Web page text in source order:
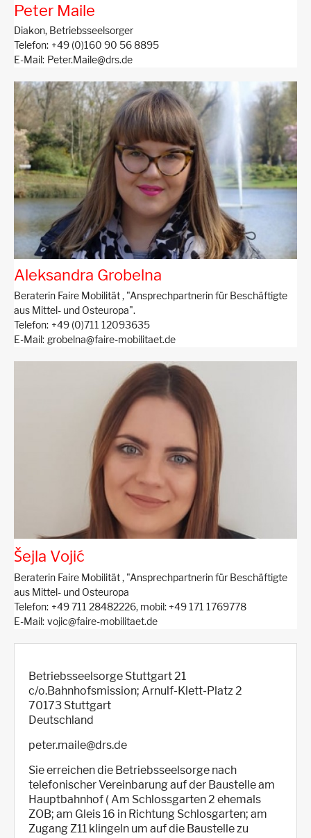
Peter Maile
Diakon, Betriebsseelsorger
Telefon +49 (0)160 90 56 8895
E-Mail
Peter.Maile@drs.de
Aleksandra Grobelna
Beraterin Faire Mobilität , "Ansprechpartnerin für Beschäftigte
aus Mittel- und Osteuropa".
Telefon +49 (0)711 12093635
E-Mail grobelna@faire-mobilitaet.de
Šejla Vojić
Beraterin Faire Mobilität , "Ansprechpartnerin für Beschäftigte
aus Mittel- und Osteuropa
Telefon +49 711 28482226, mobil: +49 171 1769778
E-Mail vojic@faire-mobilitaet.de
Betriebsseelsorge Stuttgart 21
c/o.Bahnhofsmission; Arnulf-Klett-Platz 2
70173 Stuttgart
Deutschland
peter.maile@drs.de
Sie erreichen die Betriebsseelsorge nach
telefonischer Vereinbarung auf der Baustelle am
Hauptbahnhof ( Am Schlossgarten 2 ehemals
ZOB; am Gleis 16 in Richtung Schlosgarten; am
Zugang Z11 klingeln um auf die Baustelle zu